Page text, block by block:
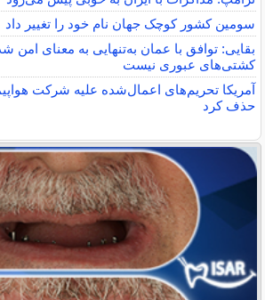
سومین کشور کوچک جهان نام خود را تغییر داد
بقایی: توافق با عمان به‌تنهایی به معنای امن
کشتی‌های عبوری نیست
آمریکا تحریم‌های اعمال‌شده علیه شرکت
حذف کرد